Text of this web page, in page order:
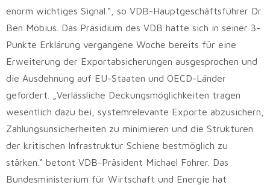
enorm wichtiges Signal.“, so VDB-Hauptgeschäftsführer Dr.
Ben Möbius. Das Präsidium des VDB hatte sich in seiner 3-
Punkte Erklärung vergangene Woche bereits für eine
Erweiterung der Exportabsicherungen ausgesprochen und
die Ausdehnung auf EU-Staaten und OECD-Länder
gefordert. „Verlässliche Deckungsmöglichkeiten tragen
wesentlich dazu bei, systemrelevante Exporte abzusichern,
Zahlungsunsicherheiten zu minimieren und die Strukturen
der kritischen Infrastruktur Schiene bestmöglich zu
stärken.“ betont VDB-Präsident Michael Fohrer. Das
Bundesministerium für Wirtschaft und Energie hat